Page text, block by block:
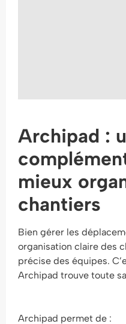
Archipad :
mieux
chantiers
Bien gérer les
organisation claire des
précise des équipes.
Archipad trouve toute
Archipad permet de :